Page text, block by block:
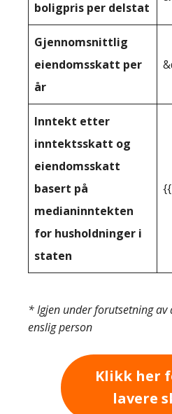
boligpris per delstat
Gjennomsnittlig
eiendomsskatt per
år
Inntekt etter
inntektsskatt og
eiendomsskatt
basert på
medianinntekten
for husholdninger i
staten
* Igjen under forutsetning
enslig person
Klikk her
lavere